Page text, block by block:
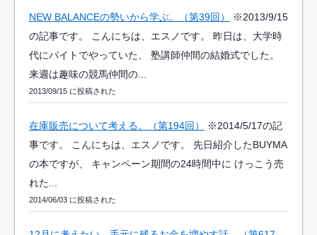
NEW BALANCEの勢いから学ぶ。（第39回）
※2013/9/15
の記事です。 こんにちは、エスノです。 昨日は、大学時
代にバイトでやっていた、 塾講師仲間の結婚式でした。
来週は趣味の競馬仲間の...
2013/09/15 に投稿された
在庫販売について考える。（第194回）
※2014/5/17の記
事です。 こんにちは、エスノです。 先日紹介したBUYMA
の本ですが、 キャンペーン期間の24時間中に けっこう売
れた...
2014/06/03 に投稿された